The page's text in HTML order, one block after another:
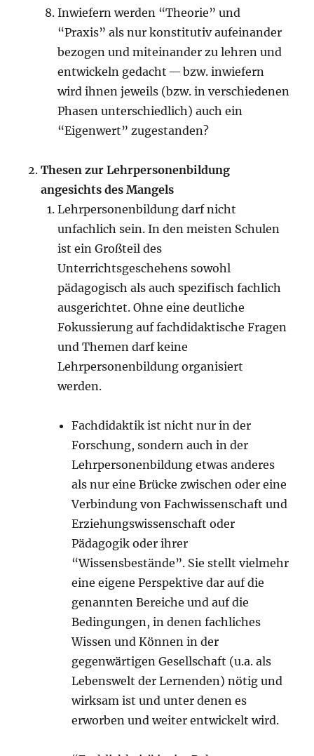
Inwiefern werden “Theorie” und
“Praxis” als nur konstitutiv aufeinander
bezogen und miteinander zu lehren und
entwickeln gedacht — bzw. inwiefern
wird ihnen jeweils (bzw. in verschiedenen
Phasen unterschiedlich) auch ein
“Eigenwert” zugestanden?
Thesen zur Lehrpersonenbildung
angesichts des Mangels
Lehrpersonenbildung darf nicht
unfachlich sein. In den meisten Schulen
ist ein Großteil des
Unterrichtsgeschehens sowohl
pädagogisch als auch spezifisch fachlich
ausgerichtet. Ohne eine deutliche
Fokussierung auf fachdidaktische Fragen
und Themen darf keine
Lehrpersonenbildung organisiert
werden.
Fachdidaktik ist nicht nur in der
Forschung, sondern auch in der
Lehrpersonenbildung etwas anderes
als nur eine Brücke zwischen oder eine
Verbindung von Fachwissenschaft und
Erziehungswissenschaft oder
Pädagogik oder ihrer
“Wissensbestände”. Sie stellt vielmehr
eine eigene Perspektive dar auf die
genannten Bereiche und auf die
Bedingungen, in denen fachliches
Wissen und Können in der
gegenwärtigen Gesellschaft (u.a. als
Lebenswelt der Lernenden) nötig und
wirksam ist und unter denen es
erworben und weiter entwickelt wird.